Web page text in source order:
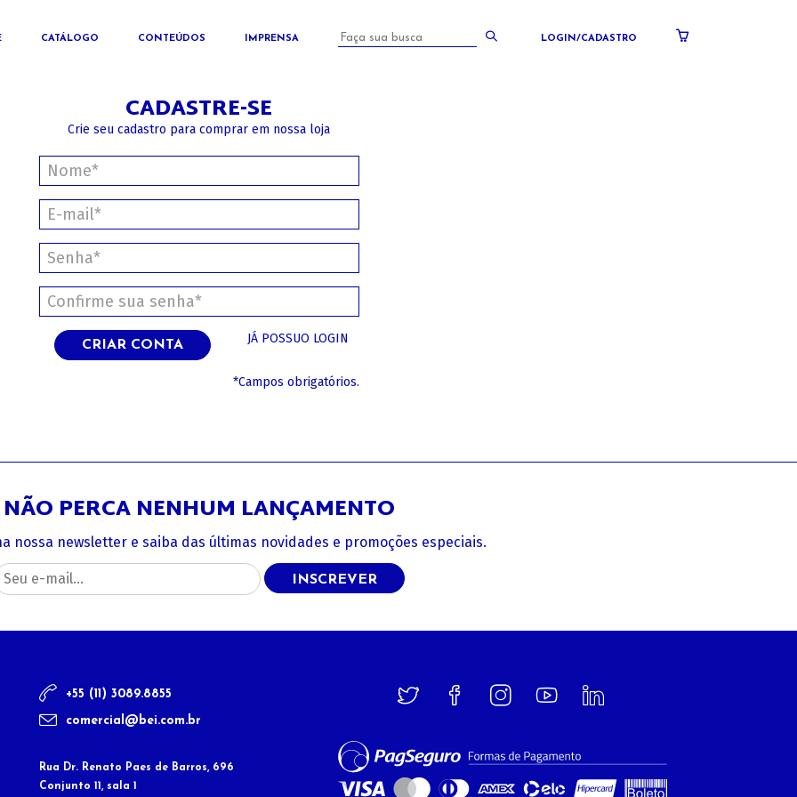
CATÁLOGO CONTEÚDOS IMPRENSA LOGIN/CADASTRO
CADASTRE-SE
Crie seu cadastro para comprar em nossa loja
CRIAR CONTA JÁ POSSUO LOGIN
*Campos obrigatórios.
NÃO PERCA NENHUM LANÇAMENTO
nossa newsletter e saiba das últimas novidades e promoções especiais.
INSCREVER
+55 (11) 3089.8855
comercial@bei.com.br
Rua Dr. Renato Paes de Barros, 696
Conjunto 11, sala 1